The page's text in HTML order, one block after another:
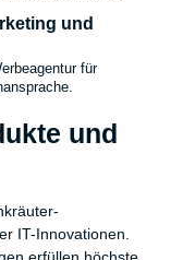
und
für
und
IT-Innovationen.